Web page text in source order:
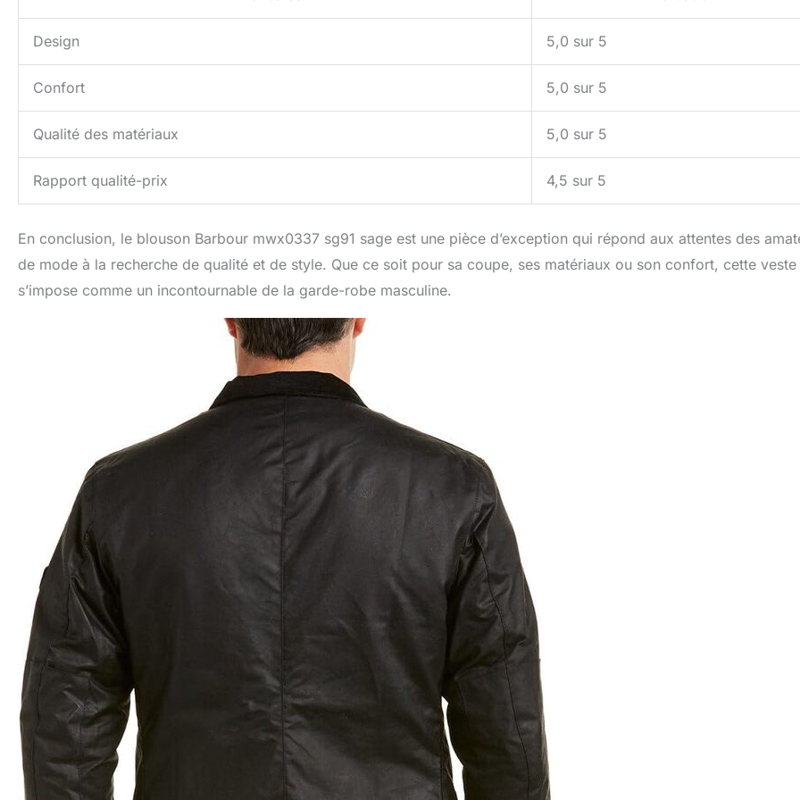
Design 5,0 sur 5
Confort 5,0 sur 5
Qualité des matériaux 5,0 sur 5
Rapport qualité-prix 4,5 sur 5
En conclusion, le blouson Barbour mwx0337 sg91 sage est une pièce d’exception qui répond aux attentes des
de mode à la recherche de qualité et de style. Que ce soit pour sa coupe, ses matériaux ou son confort, cette veste
s’impose comme un incontournable de la garde-robe masculine.